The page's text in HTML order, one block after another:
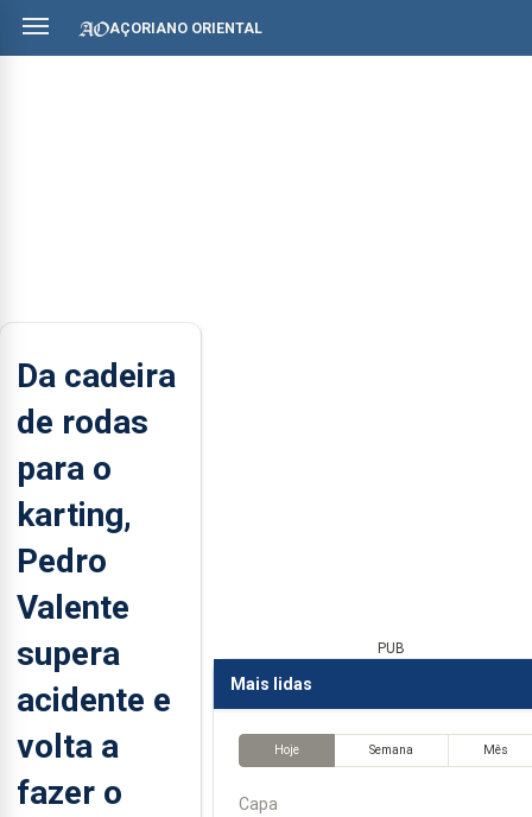
AÇORIANO ORIENTAL
Da cadeira
de rodas
para o
karting,
Pedro
Valente
supera
acidente e
volta a
fazer o
PUB
Mais lidas
Hoje Semana Mês
Capa